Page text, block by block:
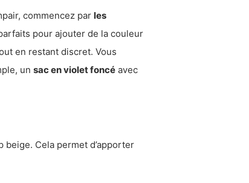
commencez par les
pour ajouter de la couleur
en restant discret. Vous
un sac en violet foncé avec
beige. Cela permet d’apporter